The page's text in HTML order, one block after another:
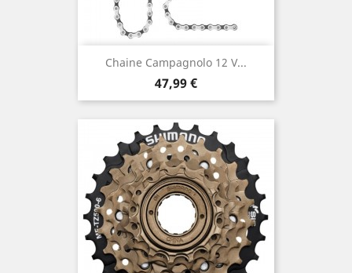
Chaine Campagnolo 12 V...
Prix
47,99 €